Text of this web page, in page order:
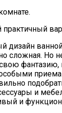
дизайн
сложная. Но
фантазию,
и
и